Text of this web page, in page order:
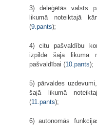
3) deleģētās valsts
likumā noteiktajā
(9.pants);
4) citu pašvaldību
izpilde šajā likumā
pašvaldībai (10.pants);
5) pārvaldes
šajā likumā
(11.pants);
6) autonomās